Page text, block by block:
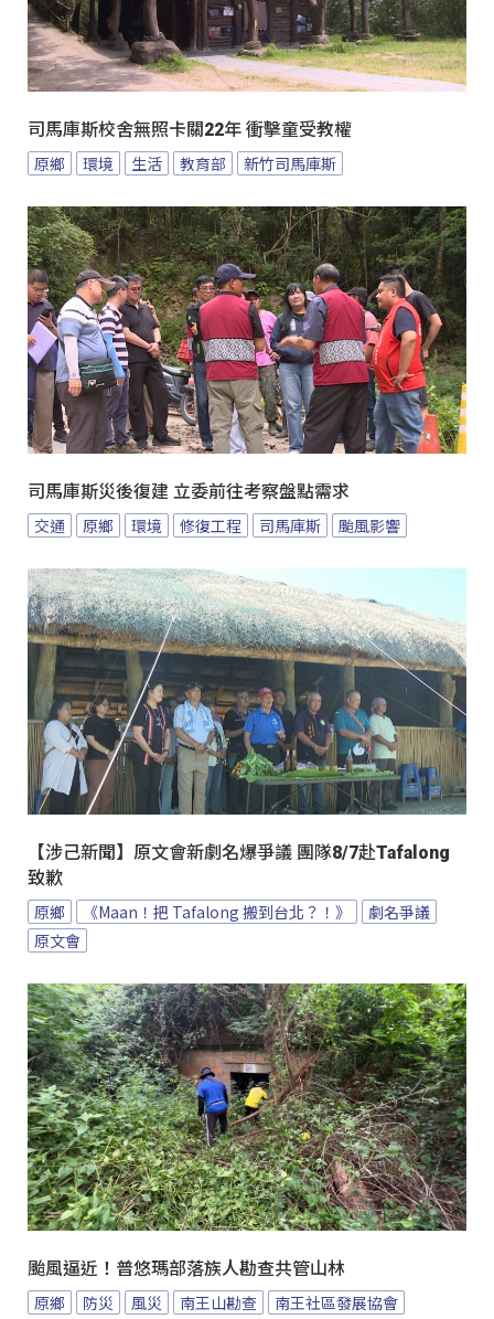
司馬庫斯校舍無照卡關22年 衝擊童受教權
原鄉 環境 生活 教育部 新竹司馬庫斯
司馬庫斯災後復建 立委前往考察盤點需求
交通 原鄉 環境 修復工程 司馬庫斯 颱風影響
【涉己新聞】原文會新劇名爆爭議 團隊8/7赴Tafalong
致歉
原鄉 《Maan！把 Tafalong 搬到台北？！》
劇名爭議
原文會
颱風逼近！普悠瑪部落族人勘查共管山林
原鄉 防災 風災 南王山勘查
南王社區發展協會